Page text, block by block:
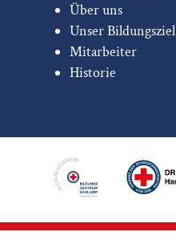
Über uns
Unser Bildungsziel
Mitarbeiter
Historie